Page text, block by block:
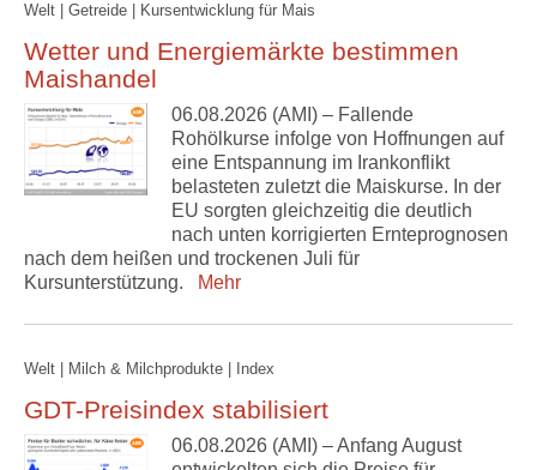
Welt | Getreide | Kursentwicklung für Mais
Wetter und Energiemärkte bestimmen
Maishandel
06.08.2026 (AMI) – Fallende
Rohölkurse infolge von Hoffnungen auf
eine Entspannung im Irankonflikt
belasteten zuletzt die Maiskurse. In der
EU sorgten gleichzeitig die deutlich
nach unten korrigierten Ernteprognosen
nach dem heißen und trockenen Juli für
Kursunterstützung.
Mehr
Welt | Milch & Milchprodukte | Index
GDT-Preisindex stabilisiert
06.08.2026 (AMI) – Anfang August